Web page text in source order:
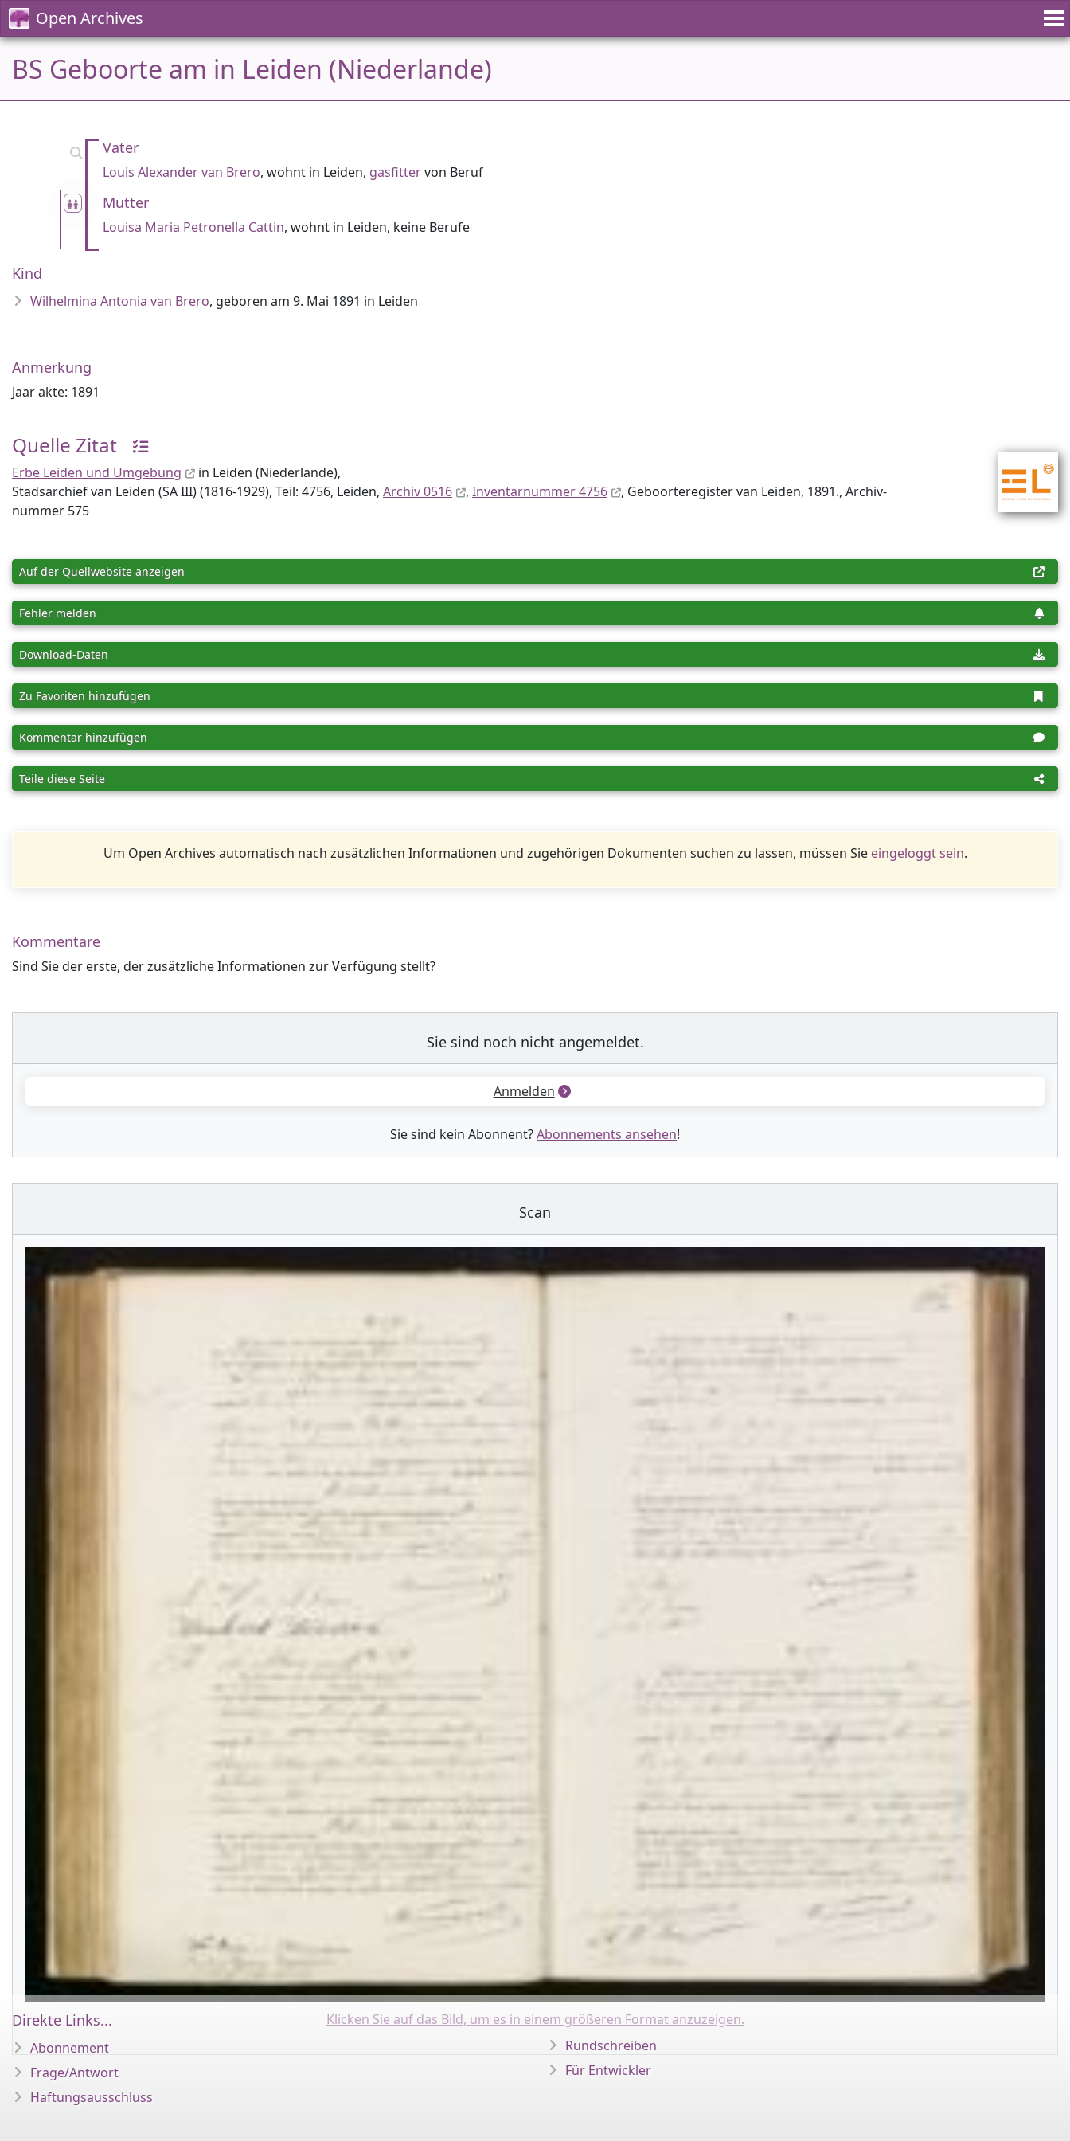
Open Archives
BS Geboorte am in Leiden (Niederlande)
Vater
Louis Alexander van Brero, wohnt in Leiden, gasfittervon Beruf
Mutter
Louisa Maria Petronella Cattin, wohnt in Leiden, keine Berufe
Kind
Wilhelmina Antonia van Brero, geboren am 9. Mai 1891 in Leiden
Anmerkung
Jaar akte: 1891
Quelle Zitat
Erbe Leiden und Umgebung
in Leiden (Niederlande),
Stadsarchief van Leiden (SA III) (1816-1929), Teil: 4756, Leiden, Archiv 0516 , Inventar­nummer 4756
, Geboorteregister van Leiden, 1891., Archiv­
nummer 575
Auf der Quellwebsite anzeigen
Fehler melden
Download-Daten
Zu Favoriten hinzufügen
Kommentar hinzufügen
Teile diese Seite
Um Open Archives automatisch nach zusätzlichen Informationen und zugehörigen Dokumenten suchen zu lassen, müssen Sie eingeloggt sein.
Kommentare
Sind Sie der erste, der zusätzliche Informationen zur Verfügung stellt?
Sie sind noch nicht angemeldet.
Anmelden
Sie sind kein Abonnent?Abonnements ansehen!
Scan
Klicken Sie auf das Bild, um es in einem größeren Format anzuzeigen.
Direkte Links...
Abonnement
Frage/Antwort
Haftungsausschluss
Rundschreiben
Für Entwickler